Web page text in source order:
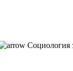
Социология